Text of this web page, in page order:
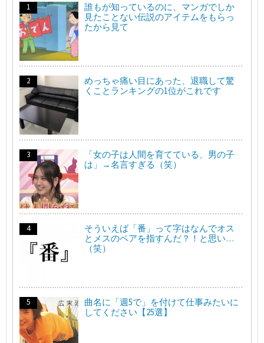
誰もが知っているのに、マンガでしか
見たことない伝説のアイテムをもらっ
たから見て
めっちゃ痛い目にあった、退職して驚
くことランキングの1位がこれです
「女の子は人間を育てている、男の子
は」→名言すぎる（笑）
そういえば「番」って字はなんでオス
とメスのペアを指すんだ？！と思い…
（笑）
曲名に「週5で」を付けて仕事みたいに
してください【25選】